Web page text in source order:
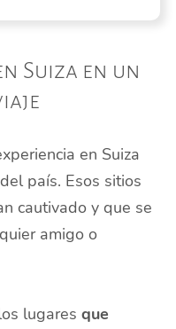
Suiza en un
en Suiza
país. Esos sitios
cautivado y que se
amigo o
lugares que